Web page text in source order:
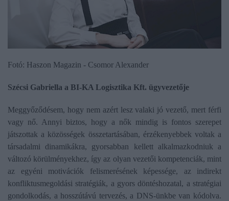
Fotó: Haszon Magazin - Csomor Alexander
Szécsi Gabriella a BI-KA Logisztika Kft. ügyvezetője
Meggyőződésem, hogy nem azért lesz valaki jó vezető, mert férfi
vagy nő. Annyi biztos, hogy a nők mindig is fontos szerepet
játszottak a közösségek összetartásában, érzékenyebbek voltak a
társadalmi dinamikákra, gyorsabban kellett alkalmazkodniuk a
változó körülményekhez, így az olyan vezetői kompetenciák, mint
az egyéni motivációk felismerésének képessége, az indirekt
konfliktusmegoldási stratégiák, a gyors döntéshozatal, a stratégiai
gondolkodás, a hosszútávú tervezés, a DNS-ünkbe van kódolva.